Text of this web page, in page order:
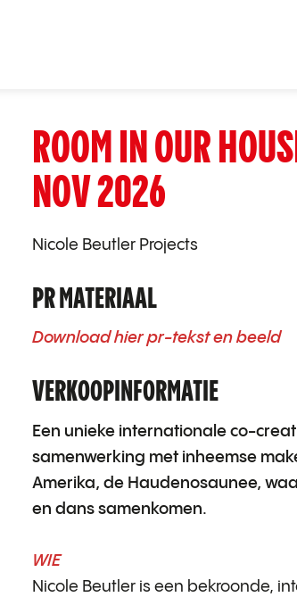
ROOM IN OUR
NOV 2026
Nicole Beutler Projects
PR MATERIAAL
Download hier pr-tekst en beeld
VERKOOPINFORMATIE
Een unieke internationale co-
samenwerking met inheemse
Amerika, de Haudenosaunee,
en dans samenkomen.
WIE
Nicole Beutler is een bekroonde,